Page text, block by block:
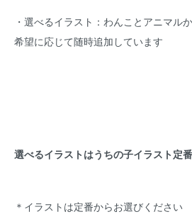
・選べるイラスト：わんことアニマ
希望に応じて随時追加しています
選べるイラストはうちの子イラスト定
＊イラストは定番からお選びください